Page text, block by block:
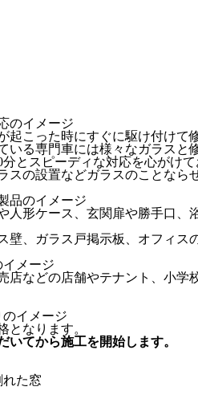
こった時にすぐに駆け付けて
る専門車には様々なガラスと
とスピーディな対応を心がけて
の設置などガラスのことなら
形ケース、玄関扉や勝手口
、ガラス戸掲示板、オフィス
などの店舗やテナント、小
となります。
いてから施工を開始します。